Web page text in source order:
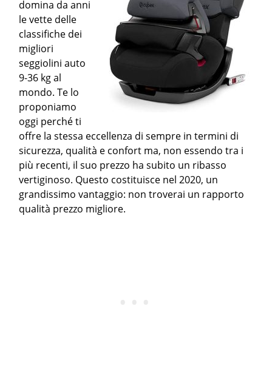
domina da anni
le vette delle
classifiche dei
migliori
seggiolini auto
9-36 kg al
mondo. Te lo
proponiamo
oggi perché ti
offre la stessa eccellenza di sempre in termini di
sicurezza, qualità e confort ma, non essendo tra i
più recenti, il suo prezzo ha subito un ribasso
vertiginoso. Questo costituisce nel 2020, un
grandissimo vantaggio: non troverai un rapporto
qualità prezzo migliore.